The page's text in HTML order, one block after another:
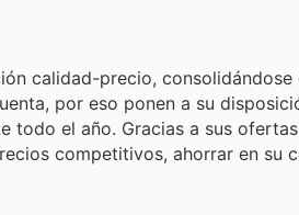
calidad-precio, consolidándose
por eso ponen a su
todo el año. Gracias a sus
competitivos, ahorrar en su